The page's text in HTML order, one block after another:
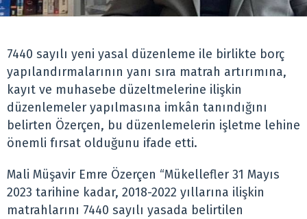
7440 sayılı yeni yasal düzenleme ile birlikte borç
yapılandırmalarının yanı sıra matrah artırımına,
kayıt ve muhasebe düzeltmelerine ilişkin
düzenlemeler yapılmasına imkân tanındığını
belirten Özerçen, bu düzenlemelerin işletme lehine
önemli fırsat olduğunu ifade etti.
Mali Müşavir Emre Özerçen “Mükellefler 31 Mayıs
2023 tarihine kadar, 2018-2022 yıllarına ilişkin
matrahlarını 7440 sayılı yasada belirtilen